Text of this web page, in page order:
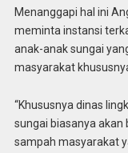
Menanggapi hal ini
meminta instansi
anak-anak sungai
masyarakat
“Khususnya dinas
sungai biasanya
sampah masyarakat